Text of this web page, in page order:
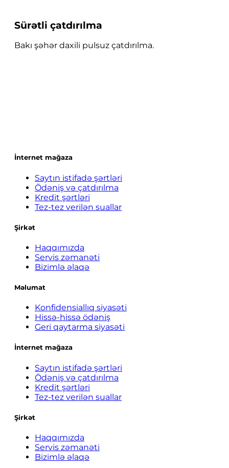
Sürətli çatdırılma
Bakı şəhər daxili pulsuz çatdırılma.
İnternet mağaza
Saytın istifadə şərtləri
Ödəniş və çatdırılma
Kredit şərtləri
Tez-tez verilən suallar
Şirkət
Haqqımızda
Servis zəmanəti
Bizimlə əlaqə
Məlumat
Konfidensiallıq siyasəti
Hissə-hissə ödəniş
Geri qaytarma siyasəti
İnternet mağaza
Saytın istifadə şərtləri
Ödəniş və çatdırılma
Kredit şərtləri
Tez-tez verilən suallar
Şirkət
Haqqımızda
Servis zəmanəti
Bizimlə əlaqə